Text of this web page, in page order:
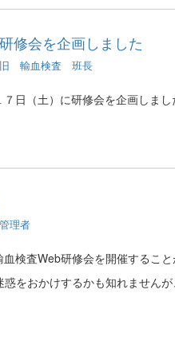
修会を企画しました
旧 輸血検査 班長
日（土）に研修会を企画しまし
管理者
検査Web研修会を開催すること
をおかけするかも知れませんが